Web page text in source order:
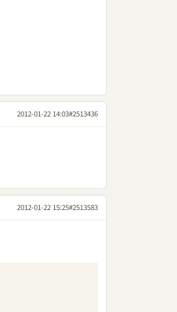
2012-01-22 14:03#2513436
2012-01-22 15:25#2513583